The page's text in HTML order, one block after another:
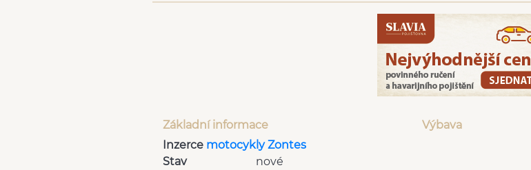
Základní informace
Inzerce motocykly Zontes
Stav
nové
Výbava